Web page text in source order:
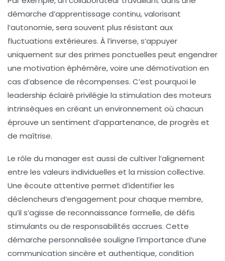
démarche d’apprentissage continu, valorisant
l’autonomie, sera souvent plus résistant aux
fluctuations extérieures. À l’inverse, s’appuyer
uniquement sur des primes ponctuelles peut engendrer
une motivation éphémère, voire une démotivation en
cas d’absence de récompenses. C’est pourquoi le
leadership éclairé privilégie la stimulation des moteurs
intrinsèques en créant un environnement où chacun
éprouve un sentiment d’appartenance, de progrès et
de maîtrise.
Le rôle du manager est aussi de cultiver l’alignement
entre les valeurs individuelles et la mission collective.
Une écoute attentive permet d’identifier les
déclencheurs d’engagement pour chaque membre,
qu’il s’agisse de reconnaissance formelle, de défis
stimulants ou de responsabilités accrues. Cette
démarche personnalisée souligne l’importance d’une
communication sincère et authentique, condition